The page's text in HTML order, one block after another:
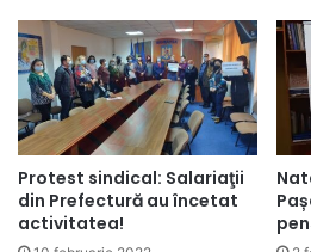
Protest sindical: Salariaţii
din Prefectură au încetat
activitatea!